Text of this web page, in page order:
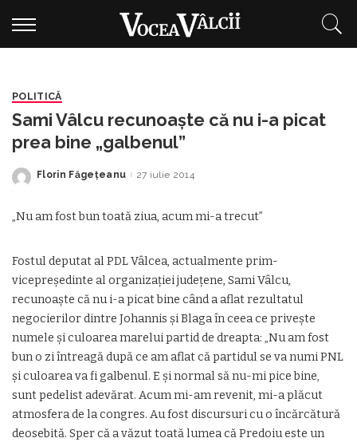
POLITICĂ
Sami Vâlcu recunoaşte că nu i-a picat
prea bine „galbenul”
Posted
Florin Făgeţeanu 27 iulie 2014
„Nu am fost bun toată ziua, acum mi-a trecut”
Fostul deputat al PDL Vâlcea, actualmente prim-
vicepreşedinte al organizaţiei judeţene, Sami Vâlcu,
recunoaşte că nu i-a picat bine când a aflat rezultatul
negocierilor dintre Johannis şi Blaga în ceea ce priveşte
numele şi culoarea marelui partid de dreapta: „Nu am fost
bun o zi întreagă după ce am aflat că partidul se va numi PNL
şi culoarea va fi galbenul. E şi normal să nu-mi pice bine,
sunt pedelist adevărat. Acum mi-am revenit, mi-a plăcut
atmosfera de la congres. Au fost discursuri cu o încărcătură
deosebită. Sper că a văzut toată lumea că Predoiu este un